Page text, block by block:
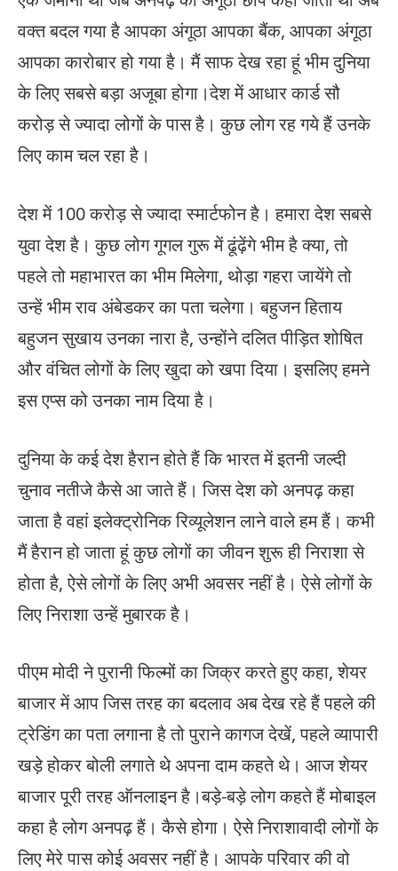
वक्त बदल गया है आपका अंगूठा आपका बैंक, आपका अंगूठा
आपका कारोबार हो गया है। मैं साफ देख रहा हूं भीम दुनिया
के लिए सबसे बड़ा अजूबा होगा।देश में आधार कार्ड सौ
करोड़ से ज्यादा लोगों के पास है। कुछ लोग रह गये हैं उनके
लिए काम चल रहा है।
देश में 100 करोड़ से ज्यादा स्मार्टफोन है। हमारा देश सबसे
युवा देश है। कुछ लोग गूगल गुरू में ढूंढ़ेंगे भीम है क्या, तो
पहले तो महाभारत का भीम मिलेगा, थोड़ा गहरा जायेंगे तो
उन्हें भीम राव अंबेडकर का पता चलेगा। बहुजन हिताय
बहुजन सुखाय उनका नारा है, उन्होंने दलित पीड़ित शोषित
और वंचित लोगों के लिए खुदा को खपा दिया। इसलिए हमने
इस एप्स को उनका नाम दिया है।
दुनिया के कई देश हैरान होते हैं कि भारत में इतनी जल्दी
चुनाव नतीजे कैसे आ जाते हैं। जिस देश को अनपढ़ कहा
जाता है वहां इलेक्ट्रोनिक रिव्यूलेशन लाने वाले हम हैं। कभी
मैं हैरान हो जाता हूं कुछ लोगों का जीवन शुरू ही निराशा से
होता है, ऐसे लोगों के लिए अभी अवसर नहीं है। ऐसे लोगों के
लिए निराशा उन्हें मुबारक है।
पीएम मोदी ने पुरानी फिल्मों का जिक्र करते हुए कहा, शेयर
बाजार में आप जिस तरह का बदलाव अब देख रहे हैं पहले की
ट्रेडिंग का पता लगाना है तो पुराने कागज देखें, पहले व्यापारी
खड़े होकर बोली लगाते थे अपना दाम कहते थे। आज शेयर
बाजार पूरी तरह ऑनलाइन है।बड़े-बड़े लोग कहते हैं मोबाइल
कहा है लोग अनपढ़ हैं। कैसे होगा। ऐसे निराशावादी लोगों के
लिए मेरे पास कोई अवसर नहीं है। आपके परिवार की वो